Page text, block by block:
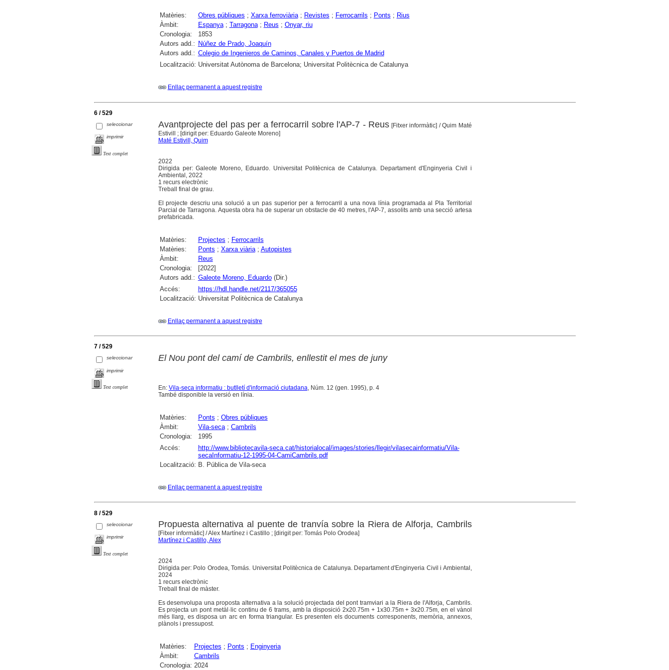
Matèries: Obres públiques ; Xarxa ferroviària; Revistes ; Ferrocarrils ; Ponts ; Rius
Àmbit:
Espanya; Tarragona; Reus ; Onyar, riu
Cronologia:
1853
Autors add.: Núñez de Prado, Joaquín
Autors add.: Colegio de Ingenieros de Caminos, Canales y Puertos de Madrid
Localització: Universitat Autònoma de Barcelona; Universitat Politècnica de Catalunya
Enllaç permanent a aquest registre
6 / 529
seleccionar
imprimir
Text complet
Avantprojecte del pas per a ferrocarril sobre l'AP-7 - Reus [Fitxer informàtic] / Quim Maté
Estivill ; [dirigit per: Eduardo Galeote Moreno]
Maté Estivill, Quim
2022
Dirigida per: Galeote Moreno, Eduardo. Universitat Politècnica de Catalunya. Departament d'Enginyeria Civil i
Ambiental, 2022
1 recurs electrònic
Treball final de grau.
El projecte descriu una solució a un pas superior per a ferrocarril a una nova línia programada al Pla Territorial
Parcial de Tarragona. Aquesta obra ha de superar un obstacle de 40 metres, l'AP-7, assolits amb una secció artesa
prefabricada.
Matèries: Projectes ; Ferrocarrils
Matèries:
Ponts ; Xarxa viària; Autopistes
Àmbit:
Reus
Cronologia:
[2022]
Autors add.: Galeote Moreno, Eduardo(Dir.)
Accés:
https://hdl.handle.net/2117/365055
Localització: Universitat Politècnica de Catalunya
Enllaç permanent a aquest registre
7 / 529
seleccionar
imprimir
Text complet
El Nou pont del camí de Cambrils, enllestit el mes de juny
En: Vila-seca informatiu : butlletí d'informació ciutadana , Núm. 12 (gen. 1995), p. 4
També disponible la versió en línia.
Matèries: Ponts ; Obres públiques
Àmbit:
Vila-seca; Cambrils
Cronologia:
1995
Accés:
http://www.bibliotecavila-seca.cat/historialocal/images/stories/llegir/vilasecainformatiu/Vila-
secaInformatiu-12-1995-04-CamiCambrils.pdf
Localització: B. Pública de Vila-seca
Enllaç permanent a aquest registre
8 / 529
seleccionar
imprimir
Text complet
Propuesta alternativa al puente de tranvía sobre la Riera de Alforja, Cambrils
[Fitxer informàtic] / Alex Martínez i Castillo ; [dirigit per: Tomás Polo Orodea]
Martínez i Castillo, Alex
2024
Dirigida per: Polo Orodea, Tomás. Universitat Politècnica de Catalunya. Departament d'Enginyeria Civil i Ambiental,
2024
1 recurs electrònic
Treball final de màster.
Es desenvolupa una proposta alternativa a la solució projectada del pont tramviari a la Riera de l'Alforja, Cambrils.
Es projecta un pont metàl·lic continu de 6 trams, amb la disposició 2x20.75m + 1x30.75m + 3x20.75m, en el vànol
més llarg, es disposa un arc en forma triangular. Es presenten els documents corresponents, memòria, annexos,
plànols i pressupost.
Matèries: Projectes ; Ponts ; Enginyeria
Àmbit:
Cambrils
Cronologia: 2024